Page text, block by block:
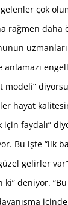
çok
rağmen daha
modeli”
hayat
için faydalı”
Bu işte “ilk
gelirler
ki” deniyor.